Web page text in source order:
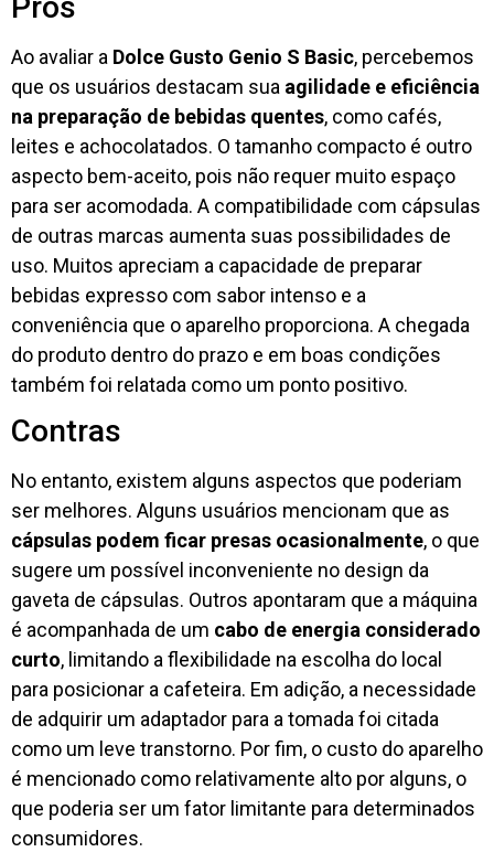
Prós
Ao avaliar a Dolce Gusto Genio S Basic, percebemos
que os usuários destacam sua agilidade e eficiência
na preparação de bebidas quentes, como cafés,
leites e achocolatados. O tamanho compacto é outro
aspecto bem-aceito, pois não requer muito espaço
para ser acomodada. A compatibilidade com cápsulas
de outras marcas aumenta suas possibilidades de
uso. Muitos apreciam a capacidade de preparar
bebidas expresso com sabor intenso e a
conveniência que o aparelho proporciona. A chegada
do produto dentro do prazo e em boas condições
também foi relatada como um ponto positivo.
Contras
No entanto, existem alguns aspectos que poderiam
ser melhores. Alguns usuários mencionam que as
cápsulas podem ficar presas ocasionalmente, o que
sugere um possível inconveniente no design da
gaveta de cápsulas. Outros apontaram que a máquina
é acompanhada de um cabo de energia considerado
curto, limitando a flexibilidade na escolha do local
para posicionar a cafeteira. Em adição, a necessidade
de adquirir um adaptador para a tomada foi citada
como um leve transtorno. Por fim, o custo do aparelho
é mencionado como relativamente alto por alguns, o
que poderia ser um fator limitante para determinados
consumidores.